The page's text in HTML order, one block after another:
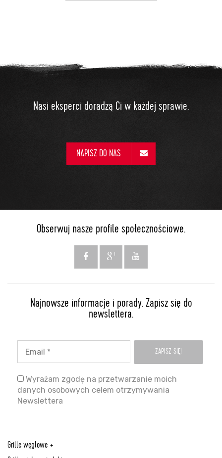
Nasi eksperci doradzą Ci w każdej sprawie.
NAPISZ DO NAS
Obserwuj nasze profile społecznościowe.
Najnowsze informacje i porady. Zapisz się do
newslettera.
Wyrażam zgodę na przetwarzanie moich
danych osobowych celem otrzymywania
Newslettera
Grille węglowe